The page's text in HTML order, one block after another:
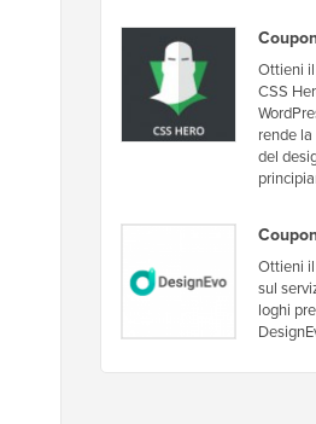
Ottieni
CSS
rende
del
Ottieni
sul
loghi